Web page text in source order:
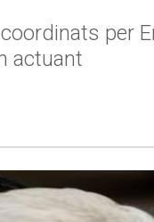
per
actuant